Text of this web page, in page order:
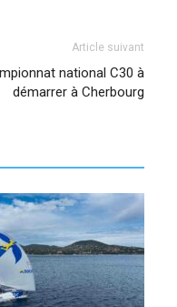
Article suivant
national C30 à
démarrer à Cherbourg